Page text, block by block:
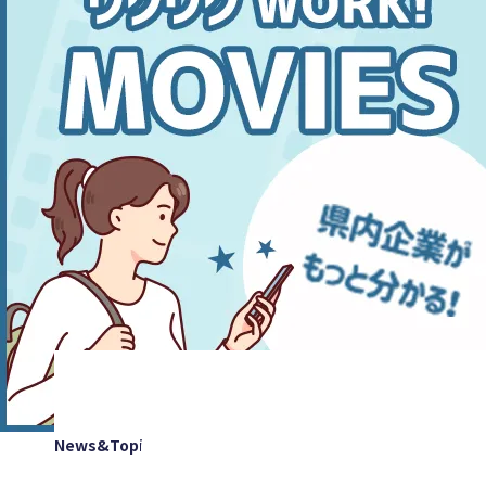
News&Topics